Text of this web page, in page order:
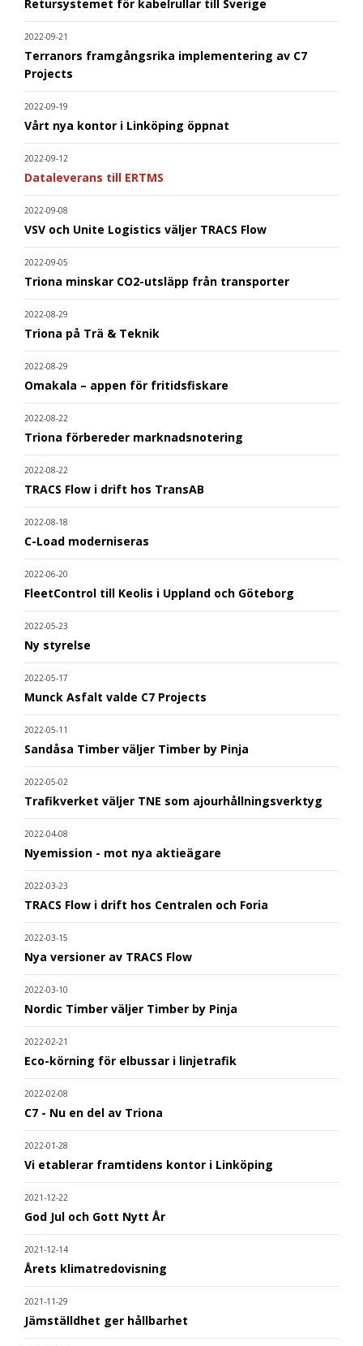
Retursystemet för kabelrullar till Sverige
2022-09-21
Terranors framgångsrika implementering av C7
Projects
2022-09-19
Vårt nya kontor i Linköping öppnat
2022-09-12
Dataleverans till ERTMS
2022-09-08
VSV och Unite Logistics väljer TRACS Flow
2022-09-05
Triona minskar CO2-utsläpp från transporter
2022-08-29
Triona på Trä & Teknik
2022-08-29
Omakala – appen för fritidsfiskare
2022-08-22
Triona förbereder marknadsnotering
2022-08-22
TRACS Flow i drift hos TransAB
2022-08-18
C-Load moderniseras
2022-06-20
FleetControl till Keolis i Uppland och Göteborg
2022-05-23
Ny styrelse
2022-05-17
Munck Asfalt valde C7 Projects
2022-05-11
Sandåsa Timber väljer Timber by Pinja
2022-05-02
Trafikverket väljer TNE som ajourhållningsverktyg
2022-04-08
Nyemission - mot nya aktieägare
2022-03-23
TRACS Flow i drift hos Centralen och Foria
2022-03-15
Nya versioner av TRACS Flow
2022-03-10
Nordic Timber väljer Timber by Pinja
2022-02-21
Eco-körning för elbussar i linjetrafik
2022-02-08
C7 - Nu en del av Triona
2022-01-28
Vi etablerar framtidens kontor i Linköping
2021-12-22
God Jul och Gott Nytt År
2021-12-14
Årets klimatredovisning
2021-11-29
Jämställdhet ger hållbarhet